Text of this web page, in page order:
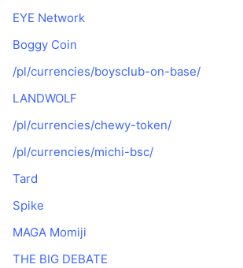
EYE Network
Boggy Coin
/pl/currencies/boysclub-on-base/
LANDWOLF
/pl/currencies/chewy-token/
/pl/currencies/michi-bsc/
Tard
Spike
MAGA Momiji
THE BIG DEBATE